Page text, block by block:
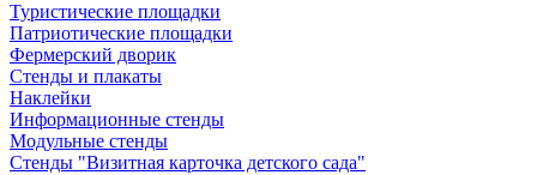
Туристические площадки
Патриотические площадки
Фермерский дворик
Стенды и плакаты
Наклейки
Информационные стенды
Модульные стенды
Стенды "Визитная карточка детского сада"